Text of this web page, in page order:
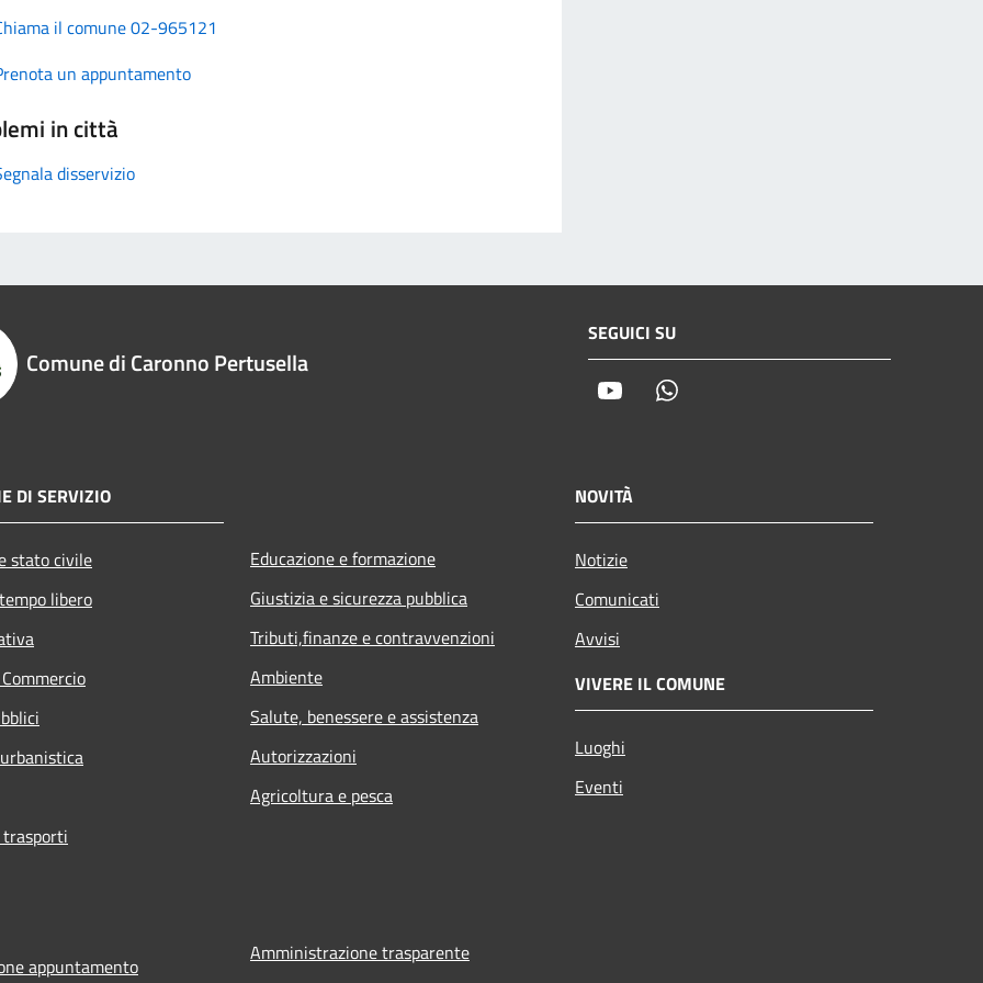
il comune 02-965121
un appuntamento
in città
disservizio
Comune di Caronno Pertusella
SEGUICI SU
Youtube
DI SERVIZIO
stato civile
libero
Educazione e formazione
Giustizia e sicurezza pubblica
Tributi,finanze e contravvenzioni
Ambiente
Salute, benessere e assistenza
Autorizzazioni
Agricoltura e pesca
NOVITÀ
Notizie
Comunicati
Avvisi
VIVERE IL COMUNE
Luoghi
Eventi
appuntamento
Amministrazione trasparente